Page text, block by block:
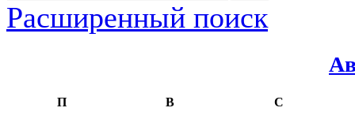
Расширенный поиск
П В С